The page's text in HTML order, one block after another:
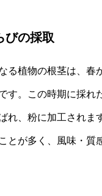
びの採取
る植物の根茎は、春
す。この時期に採れ
れ、粉に加工されま
とが多く、風味・質